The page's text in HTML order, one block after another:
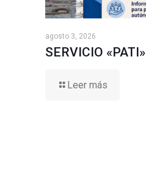
agosto 3, 2026
SERVICIO «PATI»
Leer más